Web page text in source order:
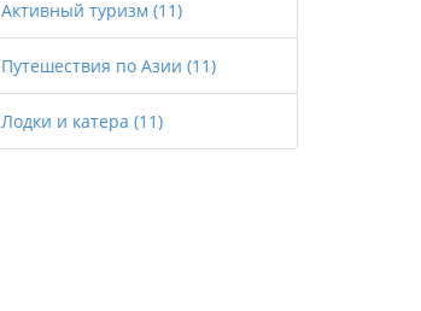
Активный туризм (11)
Путешествия по Азии (11)
Лодки и катера (11)